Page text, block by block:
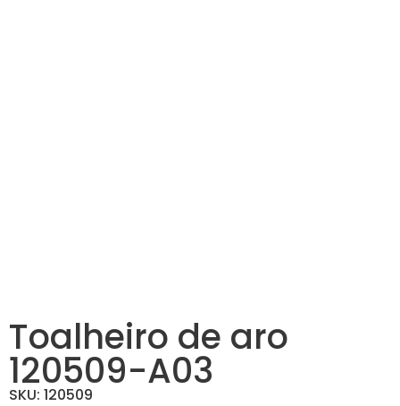
Toalheiro de aro
120509-A03
SKU: 120509